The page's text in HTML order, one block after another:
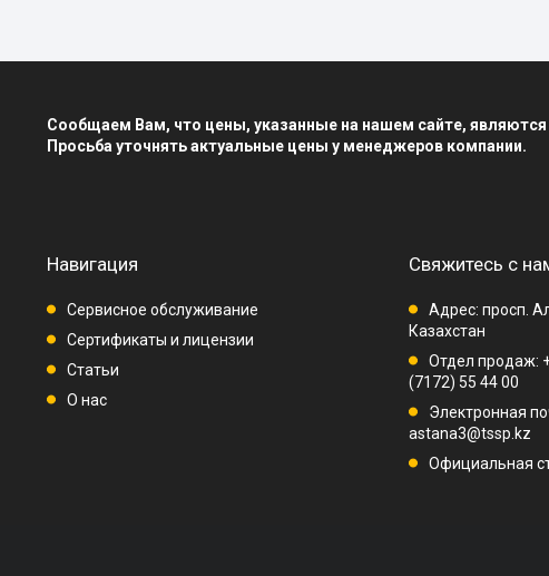
Сообщаем Вам, что цены, указанные на нашем сайте,
Просьба уточнять актуальные цены у менеджеров компании.
Навигация
Сервисное обслуживание
Сертификаты и лицензии
Статьи
О нас
Свяжитесь с
Адрес: просп.
Казахстан
Отдел продаж:
(7172) 55 44 00
Электронная
astana3@tssp.kz
Официальная